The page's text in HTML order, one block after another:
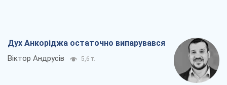
Дух Анкоріджа остаточно випарувався
Віктор Андрусів 5,6 т.